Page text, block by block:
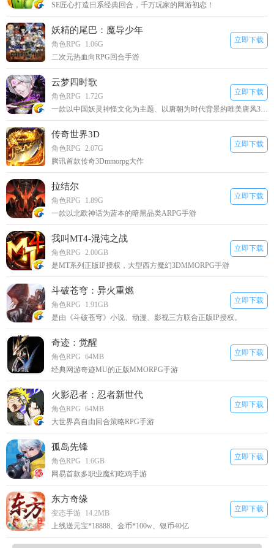
SE匠心打造日系经典回合，千万玩家的网游初恋！
妖精的尾巴：魔导少年
角色RPG
1.06G
二次元热血向RPG回合手游
立即下载
云梦四时歌
角色RPG
1.72G
一款以中国妖灵神怪文化为主题、以唐朝为时代背景的唯美唐风3D RPG手游
立即下载
传奇世界3D
角色RPG 2.07G
腾讯首款传奇3Dmmorpg大作
立即下载
拉结尔
角色RPG
1.89G
一款以北欧神话为蓝本的暗黑品类ARPG手游
立即下载
我叫MT4-混沌之战
角色RPG 2.00GB
是MT系列正版IP授权，大型西方魔幻3DMMORPG手游
立即下载
斗破苍穹：异火重燃
角色RPG
1.91GB
是由《斗破苍穹》小说、动漫、影视三方联合正版IP授权。
立即下载
奇迹：觉醒
角色RPG 64MB
经典网游奇迹MU的正版MMORPG手游
立即下载
火影忍者：忍者新世代
角色RPG 64MB
大世界高自由回合策略RPG手游
立即下载
孤岛先锋
角色RPG
1.6GB
网易首款多职业魔幻吃鸡手游
立即下载
东方奇缘
变态手游 14.2MB
上线送元宝*18888、金币*100w、银币40亿
立即下载